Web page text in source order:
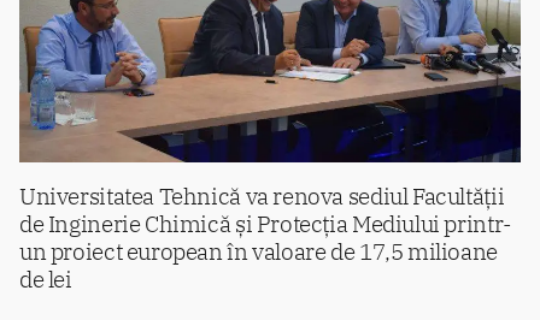
Universitatea Tehnică va renova sediul Facultății
de Inginerie Chimică și Protecția Mediului printr-
un proiect european în valoare de 17,5 milioane
de lei